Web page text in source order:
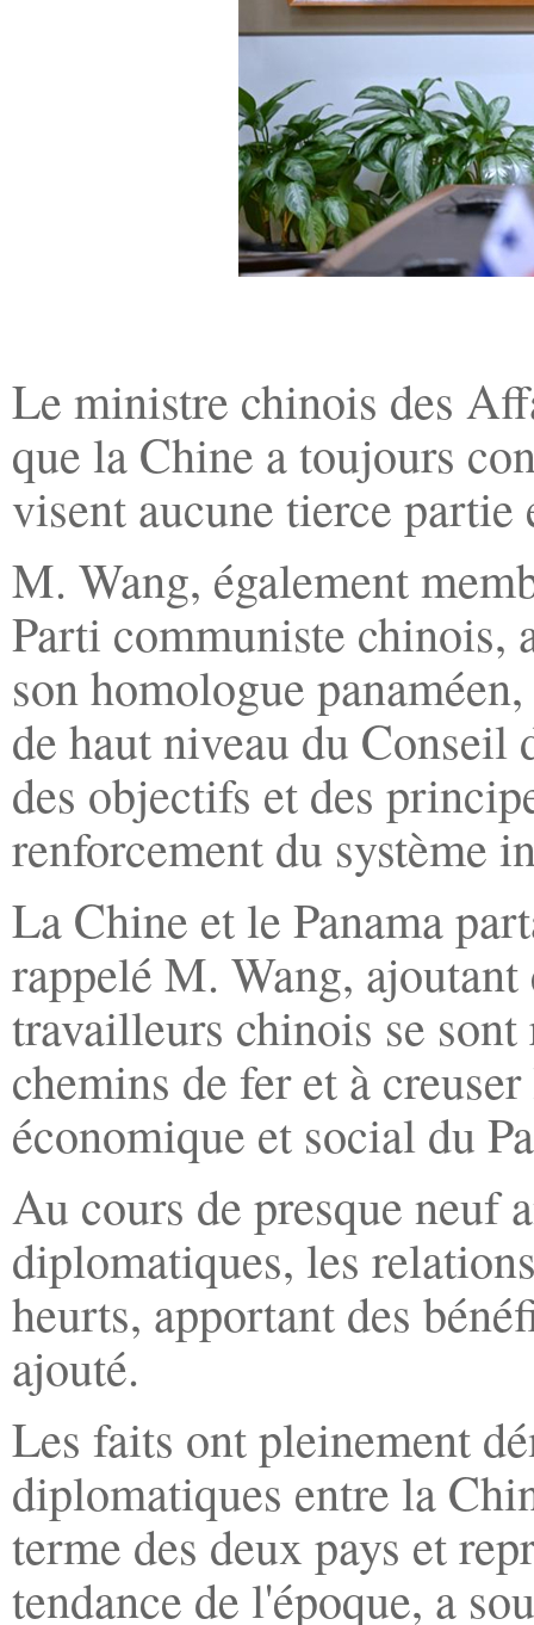
Le ministre chinois des
que la Chine a toujours
visent aucune tierce partie
M. Wang, également
Parti communiste chinois,
son homologue
de haut niveau du Conseil
des objectifs et des
renforcement du système
La Chine et le Panama
rappelé M. Wang,
travailleurs chinois se sont
chemins de fer et à
économique et social du
Au cours de presque neuf
diplomatiques, les
heurts, apportant des
ajouté.
Les faits ont pleinement
diplomatiques entre la
terme des deux pays et
tendance de l'époque, a